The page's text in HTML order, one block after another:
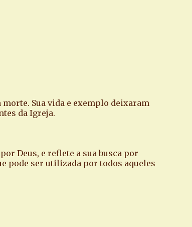
morte. Sua vida e exemplo deixaram
da Igreja.
Deus, e reflete a sua busca por
pode ser utilizada por todos aqueles